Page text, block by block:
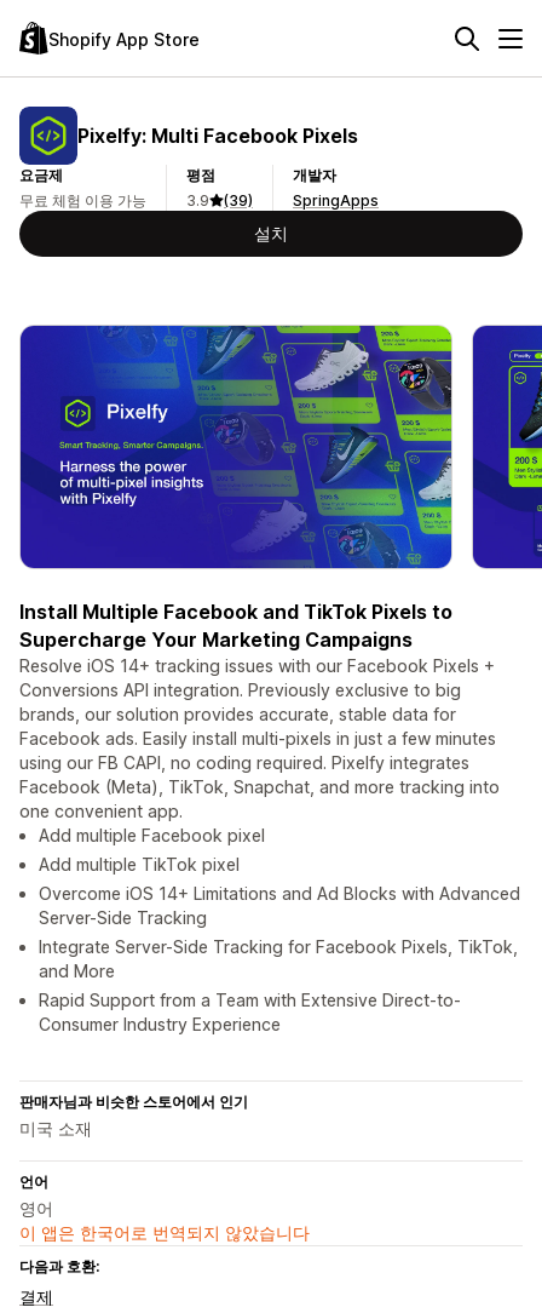
Shopify App Store
Pixelfy: Multi Facebook Pixels
요금제
무료 체험 이용 가능
평점
3.9
(39)
개발자
SpringApps
설치
Install Multiple Facebook and TikTok Pixels to
Supercharge Your Marketing Campaigns
Resolve iOS 14+ tracking issues with our Facebook Pixels +
Conversions API integration. Previously exclusive to big
brands, our solution provides accurate, stable data for
Facebook ads. Easily install multi-pixels in just a few minutes
using our FB CAPI, no coding required. Pixelfy integrates
Facebook (Meta), TikTok, Snapchat, and more tracking into
one convenient app.
Add multiple Facebook pixel
Add multiple TikTok pixel
Overcome iOS 14+ Limitations and Ad Blocks with Advanced
Server-Side Tracking
Integrate Server-Side Tracking for Facebook Pixels, TikTok,
and More
Rapid Support from a Team with Extensive Direct-to-
Consumer Industry Experience
판매자님과 비슷한 스토어에서 인기
미국 소재
언어
영어
이 앱은 한국어로 번역되지 않았습니다
다음과 호환:
결제